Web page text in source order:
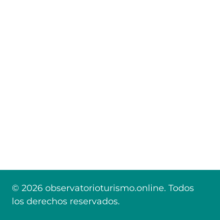
© 2026 observatorioturismo.online. Todos
los derechos reservados.